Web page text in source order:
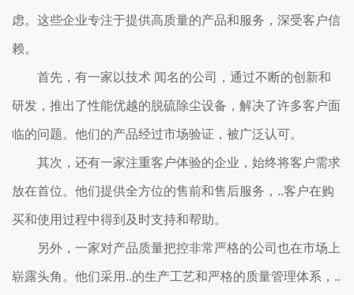
虑。这些企业专注于提供高质量的产品和服务，深受客户信
赖。
首先，有一家以技术 闻名的公司，通过不断的创新和
研发，推出了性能优越的脱硫除尘设备，解决了许多客户面
临的问题。他们的产品经过市场验证，被广泛认可。
其次，还有一家注重客户体验的企业，始终将客户需求
放在首位。他们提供全方位的售前和售后服务，..客户在购
买和使用过程中得到及时支持和帮助。
另外，一家对产品质量把控非常严格的公司也在市场上
崭露头角。他们采用..的生产工艺和严格的质量管理体系，..